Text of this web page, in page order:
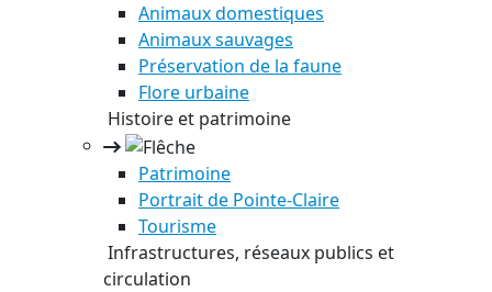
Animaux domestiques
Animaux sauvages
Préservation de la faune
Flore urbaine
Histoire et patrimoine
Patrimoine
Portrait de Pointe-Claire
Tourisme
Infrastructures, réseaux publics et
circulation